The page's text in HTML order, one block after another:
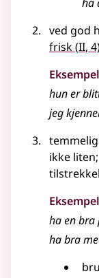
ved god
frisk(2
II,
Eksempel
hun er
jeg
ikke liten;
Eksempel
ha en bra
habra